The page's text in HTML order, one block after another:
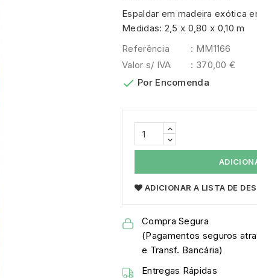
Espaldar em madeira exótica
Medidas: 2,5 x 0,80 x 0,10 m
Referência
: MM1166
Valor s/ IVA
: 370,00 €
 Por Encomenda
ADICIONAR A LISTA DE
Compra Segura
(Pagamentos seguros
e Transf. Bancária)
Entregas Rápidas